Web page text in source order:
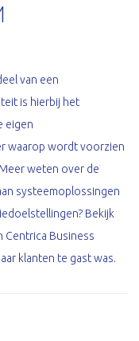
van een
is hierbij het
eigen
waarop wordt voorzien
weten over de
systeemoplossingen
Bekijk
Centrica Business
klanten te gast was.